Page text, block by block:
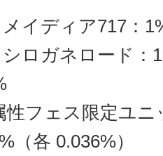
イディア717：
ロガネロード：
性フェス限定ユニ
0.036%）